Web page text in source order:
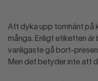
Att dyka upp tomhänt på
många. Enligt etiketten
vanligaste gå bort-
Men det betyder inte att